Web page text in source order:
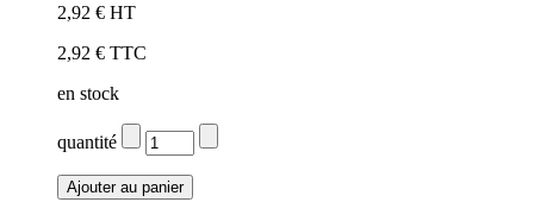
2,92 € HT
2,92 € TTC
en stock
quantité